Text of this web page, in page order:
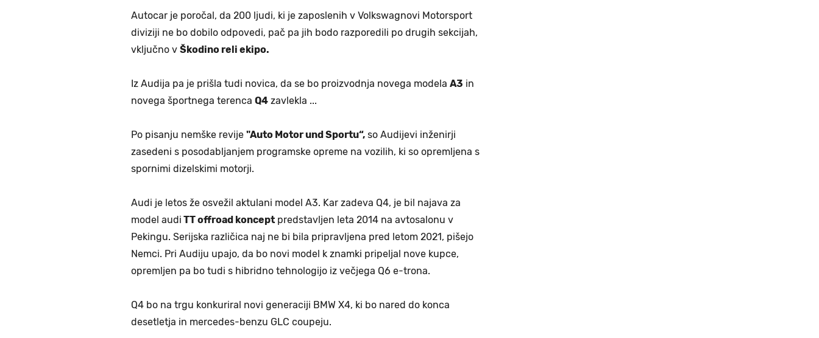
Autocar je poročal, da 200 ljudi, ki je zaposlenih v Volkswagnovi Motorsport
diviziji ne bo dobilo odpovedi, pač pa jih bodo razporedili po drugih sekcijah,
vključno v Škodino reli ekipo.
Iz Audija pa je prišla tudi novica, da se bo proizvodnja novega modela A3 in
novega športnega terenca Q4 zavlekla ...
Po pisanju nemške revije "Auto Motor und Sportu“, so Audijevi inženirji
zasedeni s posodabljanjem programske opreme na vozilih, ki so opremljena s
spornimi dizelskimi motorji.
Audi je letos že osvežil aktulani model A3. Kar zadeva Q4, je bil najava za
model audi TT offroad koncept predstavljen leta 2014 na avtosalonu v
Pekingu. Serijska različica naj ne bi bila pripravljena pred letom 2021, pišejo
Nemci. Pri Audiju upajo, da bo novi model k znamki pripeljal nove kupce,
opremljen pa bo tudi s hibridno tehnologijo iz večjega Q6 e-trona.
Q4 bo na trgu konkuriral novi generaciji BMW X4, ki bo nared do konca
desetletja in mercedes-benzu GLC coupeju.